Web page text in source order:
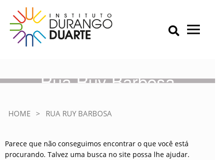
content
IDD – Instituto Durango Duarte
Instituto Durango Duarte
Primary Menu
Rua Ruy Barbosa
HOME > RUA RUY BARBOSA
Parece que não conseguimos encontrar o que você está
procurando. Talvez uma busca no site possa lhe ajudar.